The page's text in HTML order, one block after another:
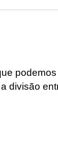
divisão